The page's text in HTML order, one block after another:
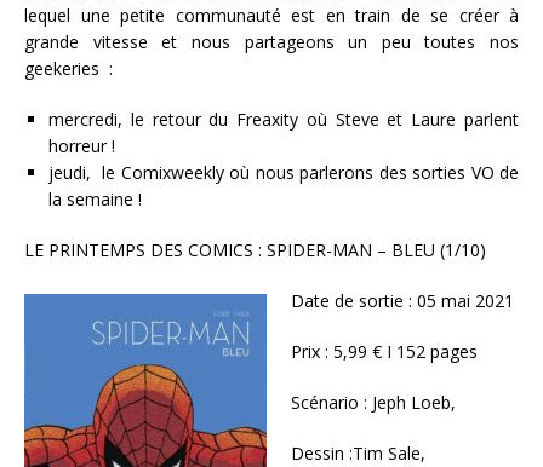
lequel une petite communauté est en train de se créer à
grande vitesse et nous partageons un peu toutes nos
geekeries :
mercredi, le retour du Freaxity où Steve et Laure parlent
horreur !
jeudi, le Comixweekly où nous parlerons des sorties VO de
la semaine !
LE PRINTEMPS DES COMICS : SPIDER-MAN – BLEU (1/10)
Date de sortie : 05 mai 2021
Prix : 5,99 € I 152 pages
Scénario : Jeph Loeb,
Dessin :Tim Sale,